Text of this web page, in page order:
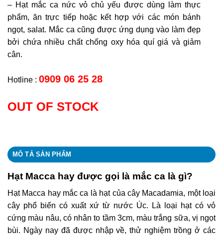
– Hạt mắc ca nức vỏ chủ yếu được dùng làm thực
phẩm, ăn trực tiếp hoặc kết hợp với các món bánh
ngọt, salat. Mắc ca cũng được ứng dụng vào làm đẹp
bởi chứa nhiều chất chống oxy hóa quí giá và giảm
cân.
Hotline : 0909 06 25 28
OUT OF STOCK
MÔ TẢ SẢN PHẨM
Hạt Macca hay được gọi là mắc ca là gì?
Hạt Macca hay mắc ca là hạt của cây Macadamia, một loại
cây phổ biến có xuất xứ từ nước Úc. Là loại hạt có vỏ
cứng màu nâu, có nhân to tầm 3cm, màu trắng sữa, vị ngọt
bùi. Ngày nay đã được nhập về, thử nghiệm trồng ở các